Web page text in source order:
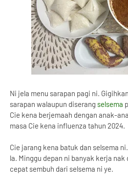
Ni jela menu sarapan pagi ni.
sarapan walaupun diserang selsema
Cie kena berjemaah dengan anak-
masa Cie kena influenza tahun 2024.
Cie jarang kena batuk dan selsema
la. Minggu depan ni banyak kerja
cepat sembuh dari selsema ni ye.